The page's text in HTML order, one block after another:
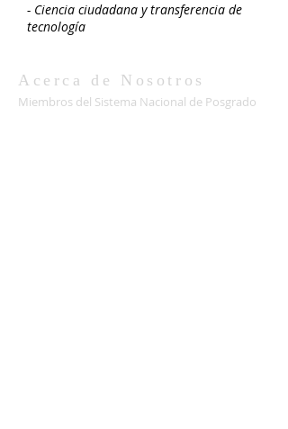
- Ciencia ciudadana y transferencia de
tecnología
Acerca de Nosotros
Miembros del Sistema Nacional de Posgrado